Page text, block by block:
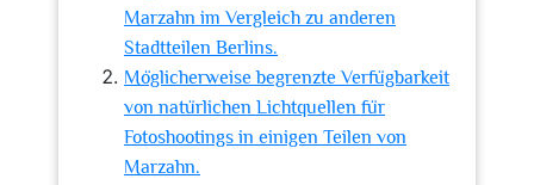
Marzahn im Vergleich zu anderen
Stadtteilen Berlins.
Möglicherweise begrenzte Verfügbarkeit
von natürlichen Lichtquellen für
Fotoshootings in einigen Teilen von
Marzahn.